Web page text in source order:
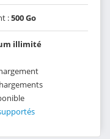
:500 Go
illimité